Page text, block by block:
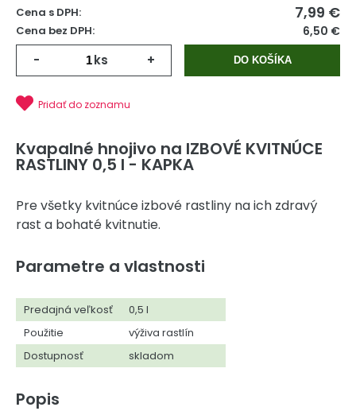
Cena s DPH: 7,99 €
Cena bez DPH: 6,50 €
- ks + DO KOŠÍKA
Pridať do zoznamu
Kvapalné hnojivo na IZBOVÉ KVITNÚCE
RASTLINY 0,5 l - KAPKA
Pre všetky kvitnúce izbové rastliny na ich zdravý
rast a bohaté kvitnutie.
Parametre a vlastnosti
Predajná veľkosť
0,5 l
Použitie
výživa rastlín
Dostupnosť
skladom
Popis